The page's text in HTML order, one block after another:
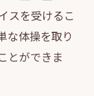
スを受けるこ
な体操を取り
とができま